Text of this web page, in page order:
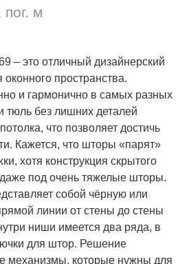
пог. м
– это отличный дизайнерский
пространства.
и гармонично в самых разных
тюль без лишних деталей
что позволяет достичь
Кажется, что шторы «парят»
хотя конструкция скрытого
даже под очень тяжелые шторы.
собой чёрную или
линии от стены до стены
ниши имеется два ряда, в
для штор. Решение
механизмы, которые нужны для